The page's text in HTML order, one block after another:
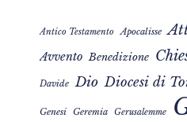
Antico Testamento Apocalisse
Avvento Benedizione
Davide Dio Diocesi di
Genesi Geremia Gerusalemme